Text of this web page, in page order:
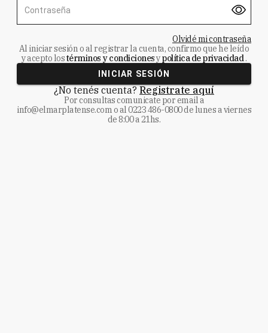
Contraseña
Olvidé mi contraseña
Al iniciar sesión o al registrar la cuenta, confirmo que he leído
y acepto lostérminos y condicionesypolítica de privacidad.
INICIAR SESIÓN
¿No tenés cuenta? Registrate aquí
Por consultas comunicate por email a
info@elmarplatense.como al0223 486-0800de lunes a viernes
de 8:00 a 21hs.